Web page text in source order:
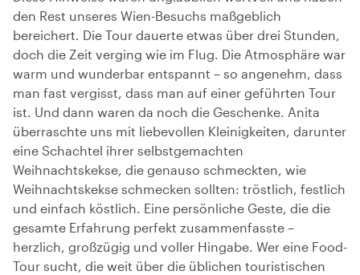
den Rest unseres Wien-Besuchs maßgeblich
bereichert. Die Tour dauerte etwas über drei Stunden,
doch die Zeit verging wie im Flug. Die Atmosphäre war
warm und wunderbar entspannt – so angenehm, dass
man fast vergisst, dass man auf einer geführten Tour
ist. Und dann waren da noch die Geschenke. Anita
überraschte uns mit liebevollen Kleinigkeiten, darunter
eine Schachtel ihrer selbstgemachten
Weihnachtskekse, die genauso schmeckten, wie
Weihnachtskekse schmecken sollten: tröstlich, festlich
und einfach köstlich. Eine persönliche Geste, die die
gesamte Erfahrung perfekt zusammenfasste –
herzlich, großzügig und voller Hingabe. Wer eine Food-
Tour sucht, die weit über die üblichen touristischen